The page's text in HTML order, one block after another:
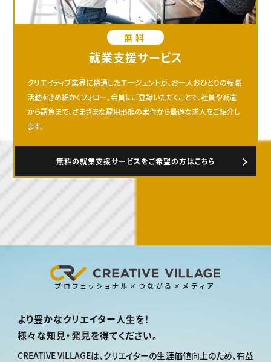
無料
就業支援サービス
クリエイティブ業界に精通したエージェントが、お一人おひとりの転職
活動をきめ細かくフォロー。会員にご登録いただくことで、社員や派遣
から請負まで、さまざまな雇用形態の案件から最適な求人をご紹介し
ます。
無料の就業支援サービスをご希望の方はこちら
プロフェッショナル×つながる×メディア
より豊かなクリエイター人生を！
様々な知見・発見を得てください。
CREATIVE VILLAGEは、 クリエイターの生涯価値向上のため、有益